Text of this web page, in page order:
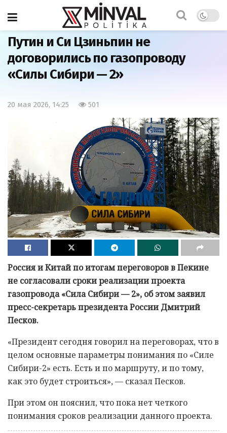
Главная Экономика
Путин и Си Цзиньпин не
договорились по газопроводу
«Силы Сибири — 2»
20 мая 2026, 14:25 501
Россия и Китай по итогам переговоров в Пекине
не согласовали сроки реализации проекта
газопровода «Сила Сибири — 2», об этом заявил
пресс-секретарь президента России Дмитрий
Песков.
«Президент сегодня говорил на переговорах, что в
целом основные параметры понимания по «Силе
Сибири-2» есть. Есть и по маршруту, и по тому,
как это будет строиться», — сказал Песков.
При этом он пояснил, что пока нет четкого
понимания сроков реализации данного проекта.